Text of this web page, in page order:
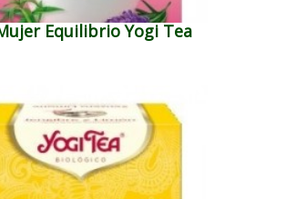
Equilibrio Yogi Tea